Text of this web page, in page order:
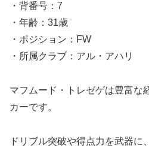
・背番号：7
・年齢：31歳
・ポジション：FW
・所属クラブ：アル・アハリ
マフムード・トレゼゲは豊富な
カーです。
ドリブル突破や得点力を武器に